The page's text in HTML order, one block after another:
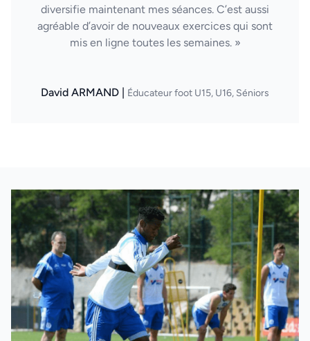
diversifie maintenant mes séances. C’est aussi
agréable d’avoir de nouveaux exercices qui sont
mis en ligne toutes les semaines. »
David ARMAND | Éducateur foot U15, U16, Séniors